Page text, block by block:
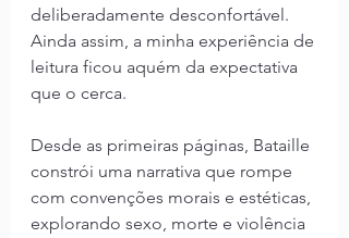
deliberadamente desconfortável.
Ainda assim, a minha experiência de
leitura ficou aquém da expectativa
que o cerca.
Desde as primeiras páginas, Bataille
constrói uma narrativa que rompe
com convenções morais e estéticas,
explorando sexo, morte e violência